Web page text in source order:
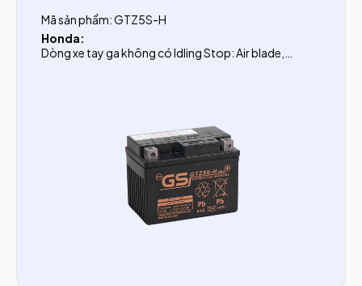
Mã sản phẩm: GTZ5S-H
Honda:
Dòng xe tay ga không có Idling Stop: Air blade,
Dòng xe tay ga: Nouvo (1-5), Nozza, Acruzo, Grand
trước 2016, Janus trước 2022, Luvias, Cuxi, Latte
Dòng xe số: Exciter, Jupiter sau 2010, Lexam, FZ 150
Dòng xe tay ga: Impulse, Hayate, Sky
Dòng xe số: Viva, Axelo, X-bike
StarX, Galaxy